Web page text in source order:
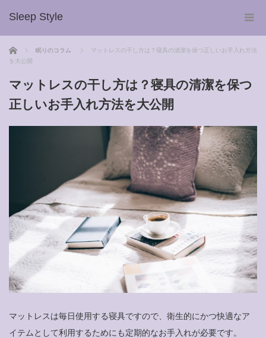
Sleep Style
ホーム 眠りのコラム
マットレスの干し方は？寝具の清潔を保つ正しいお手入れ方法
を大公開
マットレスの干し方は？寝具の清潔を保つ
正しいお手入れ方法を大公開
マットレスは毎日使用する寝具ですので、衛生的にかつ快適なア
イテムとして利用するためにも定期的なお手入れが必要です。